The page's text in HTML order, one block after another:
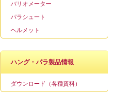
バリオメーター
パラシュート
ヘルメット
ハング・パラ製品情報
ダウンロード（各種資料）